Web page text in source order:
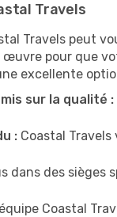
Travels
Travels peut
pour que
excellente
sur la qualité :
: Coastal
dans des sièges
Coastal